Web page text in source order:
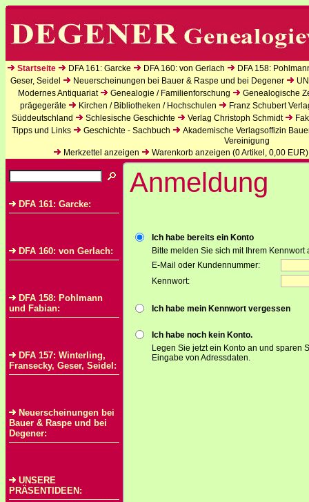
Startseite DFA 161: Garcke DFA 160: von Gerlach
DFA 158:
Geser, Seidel
Neuerscheinungen bei Bauer & Raspe und bei Degener
Modernes Antiquariat
Genealogie / Familienforschung
Genealogische
prägegeräte
Kirchen / Bibliotheken / Hochschulen
Franz Schubert
Süddeutschland
Schlesische Geschichte Verlag Christoph Schmidt
Tipps und Links
Geschichte - Sachbuch
Akademische Verlagsoffizin
Vereinigung
Merkzettel anzeigen
Warenkorb anzeigen (0Artikel, 0,00 EUR)
DFA 161: Garcke:
DFA 160: von Gerlach:
DFA 158: Pohlmann
und Fabian:
DFA 157: Winterling,
Fransecky, Geser, Seidel:
Neuerscheinungen bei
Bauer & Raspe und bei
Degener:
UNSERE
PRÄSENTIDEEN:
Anmeldung
Ich habe bereits ein Konto
Bitte melden Sie sich mit Ihrem Kennwort
E-Mail oder Kundennummer:
Kennwort:
Ich habe mein Kennwort vergessen
Ich habe noch kein Konto.
Legen Sie jetzt ein Konto an und sparen
Eingabe von Adressdaten.